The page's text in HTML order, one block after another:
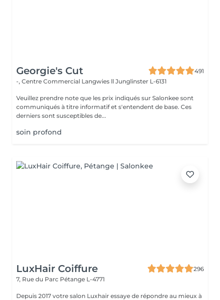
Georgie's Cut
491
-, Centre Commercial Langwies ll Junglinster L-6131
Veuillez prendre note que les prix indiqués sur Salonkee sont
communiqués à titre informatif et s'entendent de base. Ces
derniers sont susceptibles de...
soin profond
LuxHair Coiffure
296
7, Rue du Parc Pétange L-4771
Depuis 2017 votre salon Luxhair essaye de répondre au mieux à